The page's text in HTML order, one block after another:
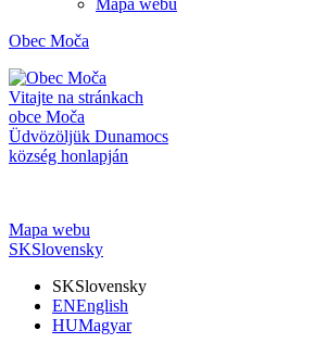
Mapa webu
Obec Moča
Vitajte na stránkach
obce Moča
Üdvözöljük Dunamocs
község honlapján
Mapa webu
SKSlovensky
SKSlovensky
ENEnglish
HUMagyar